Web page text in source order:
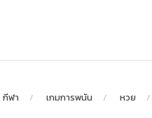
กีฬา เกมการพนัน หวย